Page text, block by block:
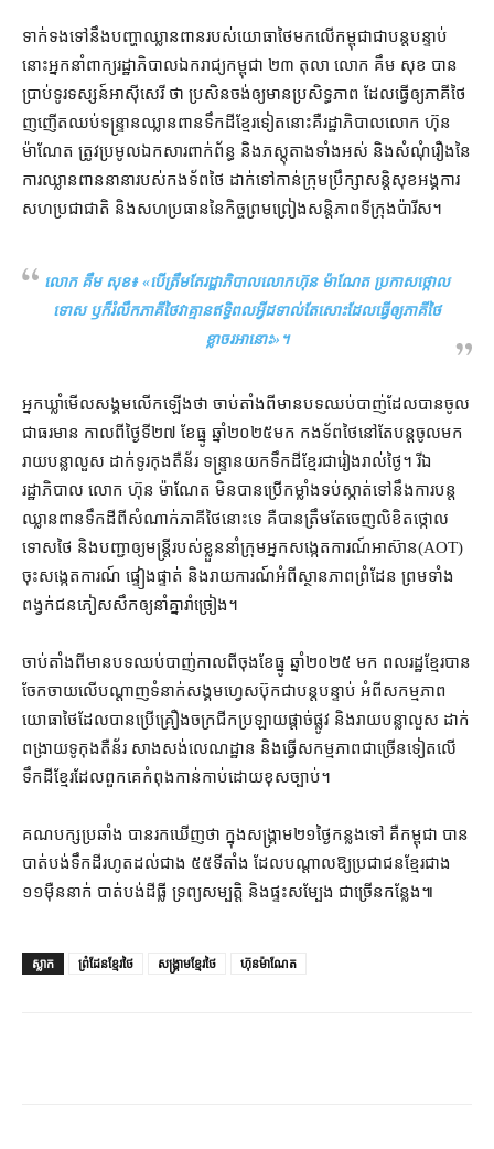
ទាក់ទង​ទៅ​នឹង​បញ្ហា​ឈ្លានពាន​របស់​យោធា​ថៃ​មក​លើ​កម្ពុជា​ជា​បន្តបន្ទាប់​
នោះ​អ្នកនាំពាក្យ​រដ្ឋាភិបាល​ឯករាជ្យ​កម្ពុជា ២៣ តុលា លោក គឹម សុខ បាន​
ប្រាប់​ទូរទស្សន៍​អាស៊ីសេរី ថា ប្រសិន​ចង់​ឲ្យ​មាន​ប្រសិទ្ធភាព ដែល​ធ្វើ​ឲ្យ​ភាគី​ថៃ​
ញញើត​ឈប់​ទន្ទ្រាន​ឈ្លានពាន​ទឹកដី​ខ្មែរ​ទៀត​នោះ​គឺ​រដ្ឋាភិបាល​លោក ហ៊ុន
ម៉ាណែត ត្រូវ​ប្រមូល​ឯកសារ​ពាក់ព័ន្ធ និង​ភស្តុតាង​ទាំងអស់ និង​សំណុំ​រឿង​នៃ​
ការឈ្លានពាន​នានា​របស់​កងទ័ព​ថៃ ដាក់​ទៅកាន់​ក្រុមប្រឹក្សាសន្តិសុខ​អង្គការ​
សហប្រជាជាតិ និង​សហប្រធាន​នៃ​កិច្ចព្រមព្រៀង​សន្តិភាព​ទីក្រុង​ប៉ារីស។
លោក គឹម សុខ៖ «បើ​ត្រឹមតែ​រដ្ឋាភិបាល​លោក​ហ៊ុន ម៉ាណែត ប្រកាស​ថ្កោល
ទោស ឫ​ក៏​រំលឹក​ភាគី​ថៃ​វា​គ្មាន​ឥទ្ធិពល​អ្វី​ដ​ទាល់តែសោះ​ដែល​ធ្វើ​ឲ្យ​ភាគី​ថៃ​
ខ្លាចរអា​នោះ»។
អ្នកឃ្លាំមើល​សង្គម​លើកឡើង​ថា ចាប់តាំងពី​មាន​បទ​ឈប់​បាញ់​ដែល​បាន​ចូល​
ជា​ធរមាន កាលពី​ថ្ងៃទី​២៧ ខែធ្នូ ឆ្នាំ​២០២៥​មក កងទ័ព​ថៃ​នៅតែ​បន្ត​ចូល​មក​
រាយ​បន្លា​លួស ដាក់​ទូរ​កុងតឺន័រ ទន្ទ្រាន​យក​ទឹកដី​ខ្មែរ​ជា​រៀងរាល់ថ្ងៃ​។ រីឯ​
រដ្ឋាភិបាល លោក ហ៊ុន ម៉ាណែត មិន​បាន​ប្រើ​កម្លាំង​ទប់ស្កាត់​ទៅ​នឹង​ការ​បន្ត​
ឈ្លានពាន​ទឹកដី​ពី​សំណាក់​ភាគី​ថៃ​នោះ​ទេ គឺ​បាន​ត្រឹម​តែ​ចេញ​លិខិត​ថ្កោល
ទោស​ថៃ និង​បញ្ជា​ឲ្យ​មន្ត្រី​របស់​ខ្លួន​នាំ​ក្រុម​អ្នកសង្កេតការណ៍​អាស៊ាន​(AOT)
ចុះ​សង្កេតការណ៍ ផ្ទៀងផ្ទាត់ និង​រាយការណ៍​អំពី​ស្ថានភាព​ព្រំដែន ព្រមទាំង​
ពង្វក់​ជនភៀសសឹក​ឲ្យ​នាំគ្នា​រាំច្រៀង។
ចាប់តាំងពី​មាន​បទ​ឈប់​បាញ់​កាលពី​ចុងខែ​ធ្នូ ឆ្នាំ​២០២៥ មក ពលរដ្ឋ​ខ្មែរ​បាន​
ចែកចាយ​លើ​បណ្ដាញ​ទំនាក់​សង្គម​ហ្វេសប៊ុក​ជា​បន្តបន្ទាប់ អំពី​សកម្មភាព​
យោធា​ថៃ​ដែល​បាន​ប្រើ​គ្រឿងចក្រ​ជីក​ប្រឡាយ​ផ្តាច់​ផ្លូវ និង​រាយ​បន្លា​លួស ដាក់​
ពង្រាយ​ទូ​កុងតឺន័រ សាងសង់​លេណដ្ឋាន និង​ធ្វើ​សកម្មភាព​ជាច្រើន​ទៀត​លើ​
ទឹកដី​ខ្មែរ​ដែល​ពួកគេ​កំពុង​កាន់កាប់​ដោយ​ខុសច្បាប់។
គណបក្សប្រឆាំង បាន​រក​ឃើញ​ថា ក្នុង​សង្គ្រាម​២១​ថ្ងៃ​កន្លងទៅ គឺ​កម្ពុជា បាន​
បាត់បង់​ទឹកដី​រហូតដល់​ជាង ៥៥​ទីតាំង ដែល​បណ្តាល​ឱ្យ​ប្រជាជន​ខ្មែរ​ជាង
១១​ម៉ឺន​នាក់ បាត់បង់​ដីធ្លី ទ្រព្យសម្បត្តិ និង​ផ្ទះសម្បែង ជាច្រើន​កន្លែង៕
ស្លាក ព្រំដែនខ្មែរថៃ សង្គ្រាមខ្មែរថៃ ហ៊ុនម៉ាណែត